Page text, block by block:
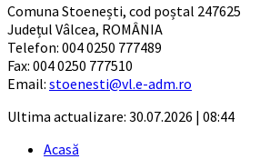
Comuna Stoenești, cod poștal 247625
Județul Vâlcea, ROMÂNIA
Telefon: 004 0250 777489
Fax: 004 0250 777510
Email: stoenesti@vl.e-adm.ro
Ultima actualizare: 30.07.2026 | 08:44
Acasă